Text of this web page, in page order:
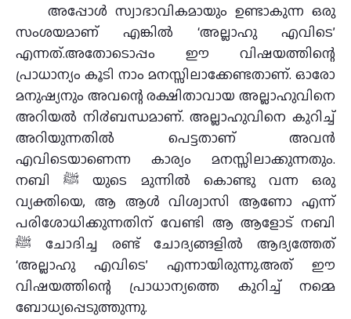
അപ്പോള്‍ സ്വാഭാവികമായും ഉണ്ടാകുന്ന ഒരു
സംശയമാണ് എങ്കില്‍ ‘അല്ലാഹു എവിടെ’
എന്നത്.അതോടൊപ്പം ഈ വിഷയത്തിന്റെ
പ്രാധാന്യം കൂടി നാം മനസ്സിലാക്കേണ്ടതാണ്. ഓരോ
മനുഷ്യനും അവന്റെ രക്ഷിതാവായ അല്ലാഹുവിനെ
അറിയല്‍ നി൪ബന്ധമാണ്. അല്ലാഹുവിനെ കുറിച്ച്
അറിയുന്നതില്‍ പെട്ടതാണ് അവന്‍
എവിടെയാണെന്ന കാര്യം മനസ്സിലാക്കുന്നതും.
നബി ﷺ യുടെ മുന്നില്‍ കൊണ്ടു വന്ന ഒരു
വ്യക്തിയെ, ആ ആള്‍ വിശ്വാസി ആണോ എന്ന്
പരിശോധിക്കുന്നതിന് വേണ്ടി ആ ആളോട് നബി
ﷺ ചോദിച്ച രണ്ട് ചോദ്യങ്ങളില്‍ ആദ്യത്തേത്
‘അല്ലാഹു എവിടെ’ എന്നായിരുന്നു.അത് ഈ
വിഷയത്തിന്റെ പ്രാധാന്യത്തെ കുറിച്ച് നമ്മെ
ബോധ്യപ്പെടുത്തുന്നു.